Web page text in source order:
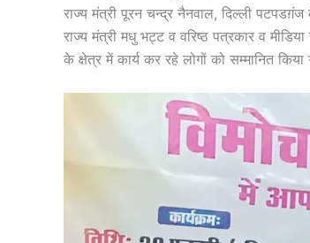
राज्य मंत्री पूरन चन्द्र नैनवाल, दिल्ली पटपडग़ंज
राज्य मंत्री मधु भट्ट व वरिष्ठ पत्रकार व
के क्षेत्र में कार्य कर रहे लोगों को सम्मानित किया